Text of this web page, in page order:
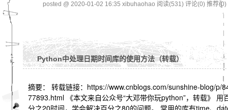
posted @ 2020-01-02 16:35 xibuhaohao 阅读(531) 评论(0) 推荐(0)
Python中处理日期时间库的使用方法（转载）
摘要： 转载链接：https://www.cnblogs.com/sunshine-blog/p/
77893.html 《本文来自公众号“大邓带你玩python”，转载》 用
分之20时间，学会解决百分之80的问题。 常用的库有time、